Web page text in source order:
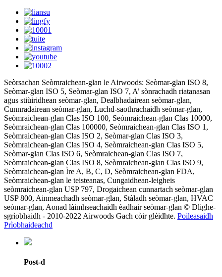
Seòrsachan Seòmraichean-glan le Airwoods: Seòmar-glan ISO 8,
Seòmar-glan ISO 5, Seòmar-glan ISO 7, A’ sònrachadh riatanasan
agus stiùiridhean seòmar-glan, Dealbhadairean seòmar-glan,
Cunnradairean seòmar-glan, Luchd-saothrachaidh seòmar-glan,
Seòmraichean-glan Clas ISO 100, Seòmraichean-glan Clas 10000,
Seòmraichean-glan Clas 100000, Seòmraichean-glan Clas ISO 1,
Seòmraichean-glan Clas ISO 2, Seòmar-glan Clas ISO 3,
Seòmraichean-glan Clas ISO 4, Seòmraichean-glan Clas ISO 5,
Seòmar-glan Clas ISO 6, Seòmraichean-glan Clas ISO 7,
Seòmraichean-glan Clas ISO 8, Seòmraichean-glan Clas ISO 9,
Seòmraichean-glan Ìre A, B, C, D, Seòmraichean-glan FDA,
Seòmraichean-glan le teisteanas, Cungaidhean-leigheis
seòmraichean-glan USP 797, Drogaichean cunnartach seòmar-glan
USP 800, Ainmeachadh seòmar-glan, Stàladh seòmar-glan, HVAC
seòmar-glan, Aonad làimhseachaidh èadhair seòmar-glan © Dlighe-
sgrìobhaidh - 2010-2022 Airwoods Gach còir glèidhte. Poileasaidh
Prìobhaideachd
Post-d